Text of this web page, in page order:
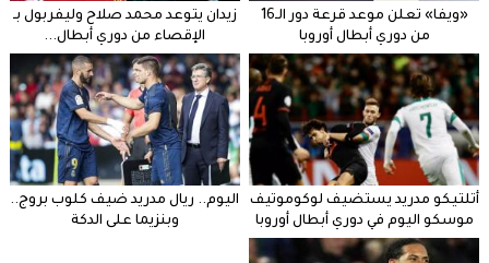
«ويفا» تعلن موعد قرعة دور الـ16
من دوري أبطال أوروبا
زيدان يتوعد محمد صلاح وليفربول بـ
الإقصاء من دوري أبطال...
أتلتيكو مدريد يستضيف لوكوموتيف
موسكو اليوم في دوري أبطال أوروبا
اليوم.. ريال مدريد ضيف كلوب بروج..
وبنزيما على الدكة